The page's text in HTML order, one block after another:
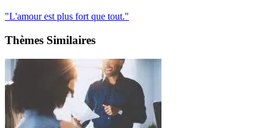
"L'amour est plus fort que tout."
Thèmes Similaires